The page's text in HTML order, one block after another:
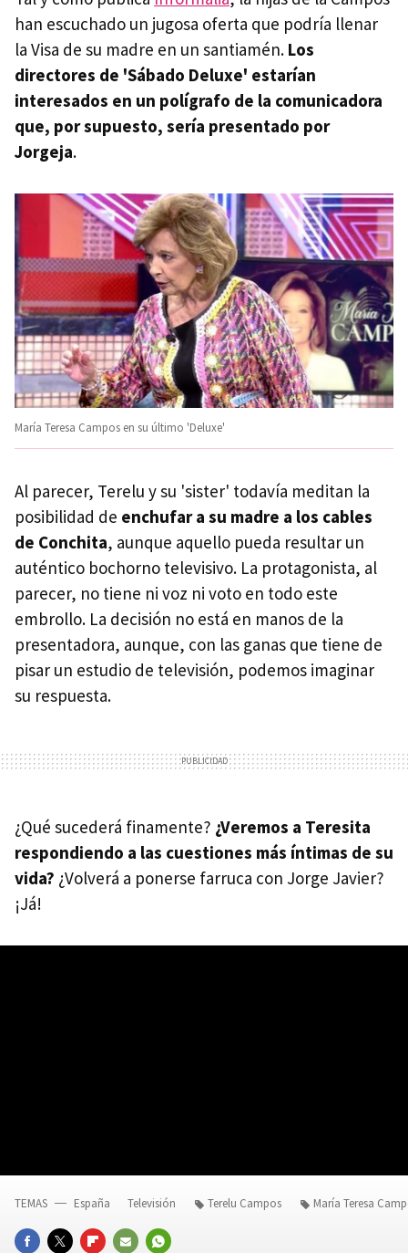
han escuchado un jugosa oferta que podría llenar
la Visa de su madre en un santiamén. Los
directores de 'Sábado Deluxe' estarían
interesados en un polígrafo de la comunicadora
que, por supuesto, sería presentado por
Jorgeja.
María Teresa Campos en su último 'Deluxe'
Al parecer, Terelu y su 'sister' todavía meditan la
posibilidad de enchufar a su madre a los cables
de Conchita, aunque aquello pueda resultar un
auténtico bochorno televisivo. La protagonista, al
parecer, no tiene ni voz ni voto en todo este
embrollo. La decisión no está en manos de la
presentadora, aunque, con las ganas que tiene de
pisar un estudio de televisión, podemos imaginar
su respuesta.
¿Qué sucederá finamente? ¿Veremos a Teresita
respondiendo a las cuestiones más íntimas de su
vida? ¿Volverá a ponerse farruca con Jorge Javier?
¡Já!
TEMAS España Televisión Terelu Campos María Teresa